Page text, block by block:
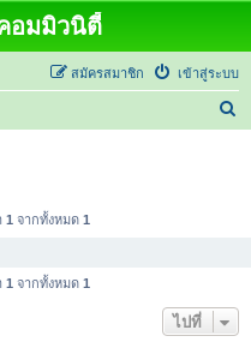
อมมิวนิตี้
เข้าสู่ระบบ
สมัครสมาชิก
1 จากทั้งหมด 1
1 จากทั้งหมด 1
ไปที่